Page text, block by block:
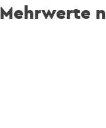
Mehrwerte